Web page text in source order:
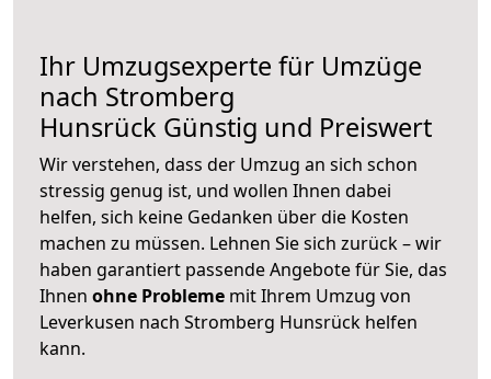
Ihr Umzugsexperte für Umzüge
nach Stromberg
Hunsrück Günstig und Preiswert
Wir verstehen, dass der Umzug an sich schon
stressig genug ist, und wollen Ihnen dabei
helfen, sich keine Gedanken über die Kosten
machen zu müssen. Lehnen Sie sich zurück – wir
haben garantiert passende Angebote für Sie, das
Ihnen ohne Probleme mit Ihrem Umzug von
Leverkusen nach Stromberg Hunsrück helfen
kann.